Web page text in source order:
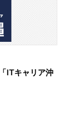
ITキャリア沖